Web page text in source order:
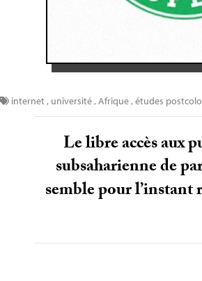
internet, université,Afrique,études
Le libre accès aux
subsaharienne de
semble pour l’instant